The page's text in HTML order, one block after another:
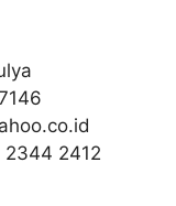
2344 2412